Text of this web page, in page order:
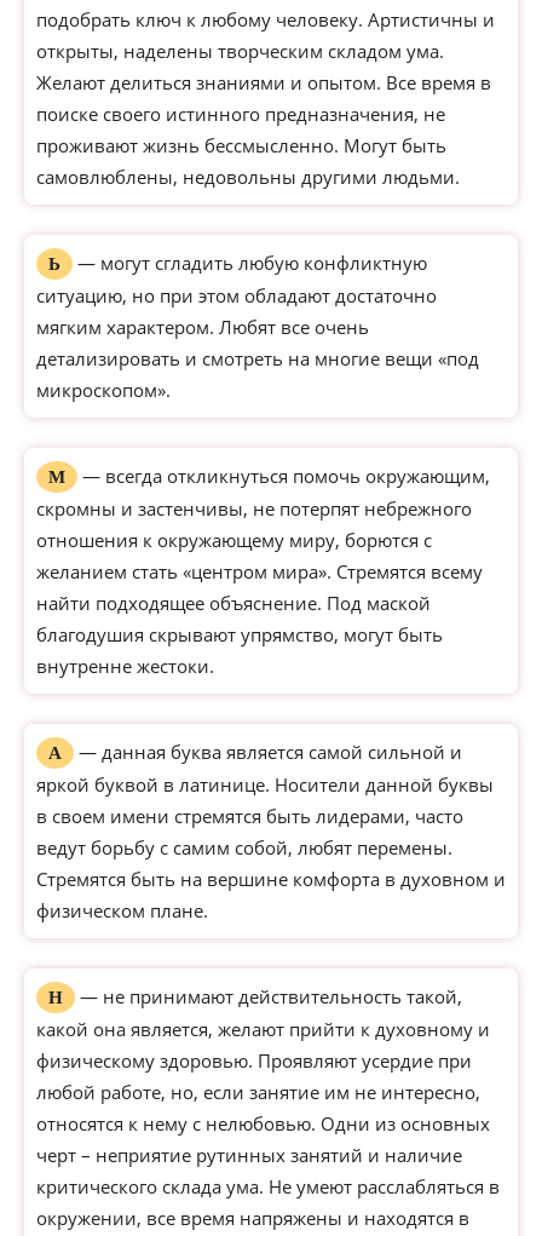
подобрать ключ к любому человеку. Артистичны и
открыты, наделены творческим складом ума.
Желают делиться знаниями и опытом. Все время в
поиске своего истинного предназначения, не
проживают жизнь бессмысленно. Могут быть
самовлюблены, недовольны другими людьми.
Ь
— могут сгладить любую конфликтную
ситуацию, но при этом обладают достаточно
мягким характером. Любят все очень
детализировать и смотреть на многие вещи «под
микроскопом».
М
— всегда откликнуться помочь окружающим,
скромны и застенчивы, не потерпят небрежного
отношения к окружающему миру, борются с
желанием стать «центром мира». Стремятся всему
найти подходящее объяснение. Под маской
благодушия скрывают упрямство, могут быть
внутренне жестоки.
А
— данная буква является самой сильной и
яркой буквой в латинице. Носители данной буквы
в своем имени стремятся быть лидерами, часто
ведут борьбу с самим собой, любят перемены.
Стремятся быть на вершине комфорта в духовном и
физическом плане.
Н
— не принимают действительность такой,
какой она является, желают прийти к духовному и
физическому здоровью. Проявляют усердие при
любой работе, но, если занятие им не интересно,
относятся к нему с нелюбовью. Одни из основных
черт – неприятие рутинных занятий и наличие
критического склада ума. Не умеют расслабляться в
окружении, все время напряжены и находятся в